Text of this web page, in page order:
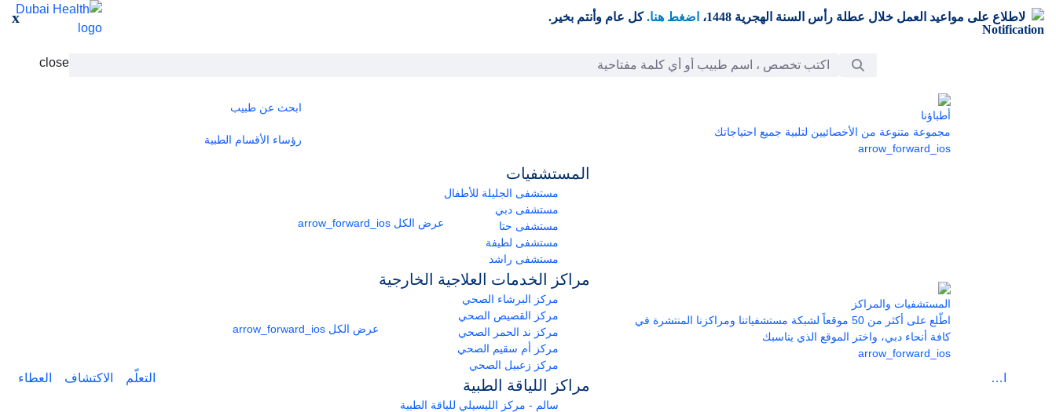
تخطي إلى المحتوى الرئيسي
لاطلاع على مواعيد العمل خلال عطلة رأس السنة الهجرية 1448، اضغط هنا. كل عام وأنتم بخير. x
شريط البحث close
الرعاية
أطباؤنا
مجموعة متنوعة من الأخصائيين لتلبية جميع احتياجاتك
arrow_forward_ios
ابحث عن طبيب
رؤساء الأقسام الطبية
المستشفيات والمراكز
اطّلع على أكثر من 50 موقعاً لشبكة مستشفياتنا ومراكزنا المنتشرة في
كافة أنحاء دبي، واختر الموقع الذي يناسبك
arrow_forward_ios
المستشفيات
مستشفى الجليلة للأطفال
مستشفى دبي
مستشفى حتا
مستشفى لطيفة
مستشفى راشد
عرض الكل
مراكز الخدمات العلاجية الخارجية
مركز البرشاء الصحي
مركز القصيص الصحي
مركز ند الحمر الصحي
مركز أم سقيم الصحي
مركز زعبيل الصحي
عرض الكل
مراكز اللياقة الطبية
سالم - مركز الليسيلي للياقة الطبية
التعلّم الاكتشاف العطاء